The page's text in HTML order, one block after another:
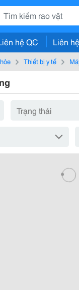
hệ QC Liên
Thiết bị y tế